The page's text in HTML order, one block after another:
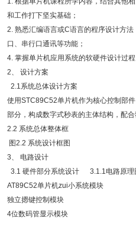
和工作打下坚实基础；
2. 熟悉汇编语言或C语言的程序设计方
口、串行口通讯等功能；
4. 掌握单片机应用系统的软硬件设计过
2、 设计方案
2.1系统总体设计方案
使用STC89C52单片机作为核心控制部
部分，构成数字式秒表的主体结构，配
2.2 系统总体整体框
图2.2 系统设计框图
3、 电路设计
3.1 硬件部分系统设计 3.1.1电路原理
AT89C52单片机zui小系统模块
独立摁键控制模块
4位数码管显示模块